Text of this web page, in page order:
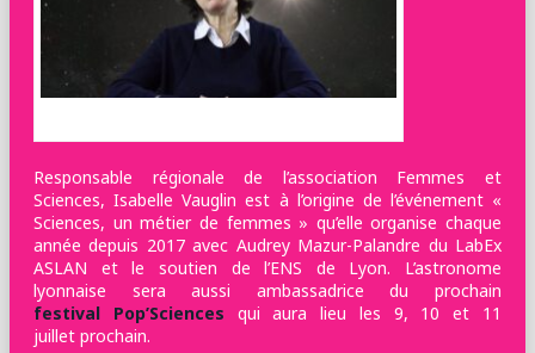
Responsable régionale de l’association Femmes et
Sciences, Isabelle Vauglin est à l’origine de l’événement «
Sciences, un métier de femmes » qu’elle organise chaque
année depuis 2017 avec Audrey Mazur-Palandre du LabEx
ASLAN et le soutien de l’ENS de Lyon. L’astronome
lyonnaise sera aussi ambassadrice du prochain
festival Pop’Sciences qui aura lieu les 9, 10 et 11
juillet prochain.